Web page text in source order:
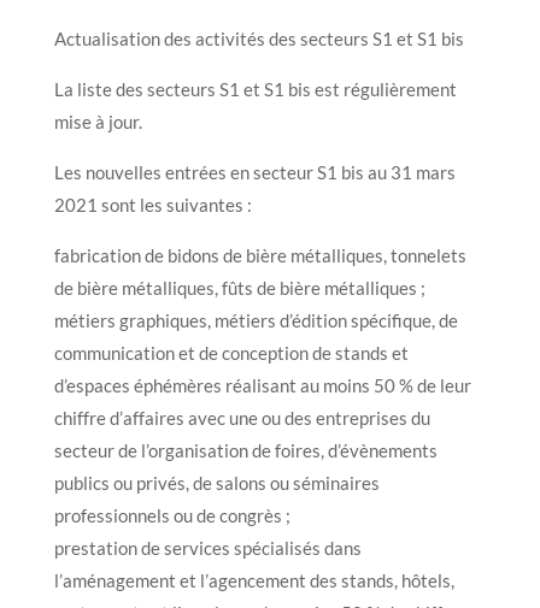
Actualisation des activités des secteurs S1 et S1 bis
La liste des secteurs S1 et S1 bis est régulièrement
mise à jour.
Les nouvelles entrées en secteur S1 bis au 31 mars
2021 sont les suivantes :
fabrication de bidons de bière métalliques, tonnelets
de bière métalliques, fûts de bière métalliques ;
métiers graphiques, métiers d’édition spécifique, de
communication et de conception de stands et
d’espaces éphémères réalisant au moins 50 % de leur
chiffre d’affaires avec une ou des entreprises du
secteur de l’organisation de foires, d’évènements
publics ou privés, de salons ou séminaires
professionnels ou de congrès ;
prestation de services spécialisés dans
l’aménagement et l’agencement des stands, hôtels,